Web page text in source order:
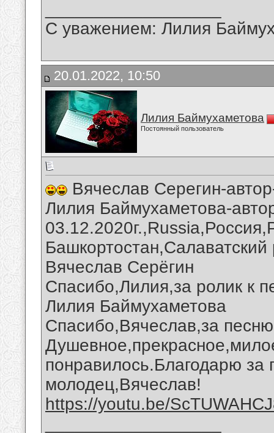
С уважением: Лилия
20.01.2022, 10:50
Лилия Баймухаметова
Постоянный пользователь
Вячеслав Серегин-
Лилия Баймухаметова-
Вячеслав Серёгин
Спасибо,Лилия,за ролик к
Лилия Баймухаметова
Спасибо,Вячеслав,за
понравилось.Благодарю за
молодец,Вячеслав!
https://youtu.be/